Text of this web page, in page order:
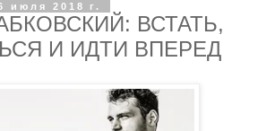
июля 2018 г.
ВСТАТЬ,
И ИДТИ ВПЕРЕД